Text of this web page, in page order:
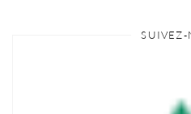
SUIVEZ-